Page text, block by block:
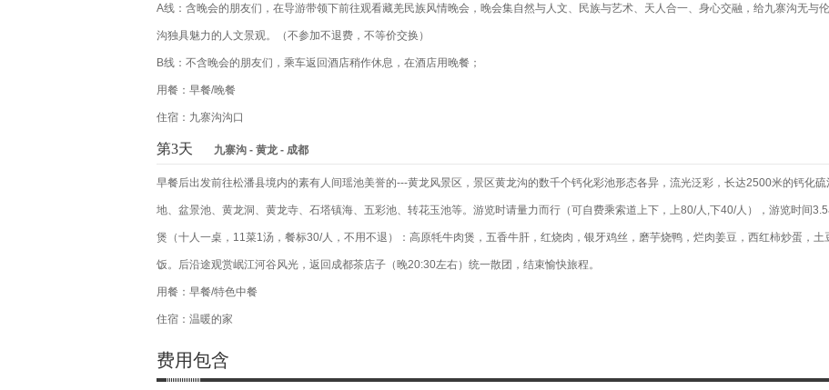
A线：含晚会的朋友们，在导游带领下前往观看藏羌民族风情晚会，晚会集自然与人文、民族与艺术、天人合一、身心交融，给九寨沟无与
沟独具魅力的人文景观。（不参加不退费，不等价交换）
B线：不含晚会的朋友们，乘车返回酒店稍作休息，在酒店用晚餐；
用餐：早餐/晚餐
住宿：九寨沟沟口
第3天 九寨沟 - 黄龙 - 成都
早餐后出发前往松潘县境内的素有人间瑶池美誉的---黄龙风景区，景区黄龙沟的数千个钙化彩池形态各异，流光泛彩，长达2500米的钙化
地、盆景池、黄龙洞、黄龙寺、石塔镇海、五彩池、转花玉池等。游览时请量力而行（可自费乘索道上下，上80/人,下40/人），游览时间
煲（十人一桌，11菜1汤，餐标30/人，不用不退）：高原牦牛肉煲，五香牛肝，红烧肉，银牙鸡丝，磨芋烧鸭，烂肉姜豆，西红柿炒蛋，
饭。后沿途观赏岷江河谷风光，返回成都茶店子（晚20:30左右）统一散团，结束愉快旅程。
用餐：早餐/特色中餐
住宿：温暖的家
费用包含